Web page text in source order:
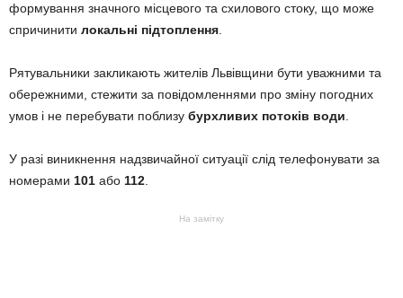
формування значного місцевого та схилового стоку, що може
спричинити локальні підтоплення.
Рятувальники закликають жителів Львівщини бути уважними та
обережними, стежити за повідомленнями про зміну погодних
умов і не перебувати поблизу бурхливих потоків води.
У разі виникнення надзвичайної ситуації слід телефонувати за
номерами 101 або 112.
На замітку